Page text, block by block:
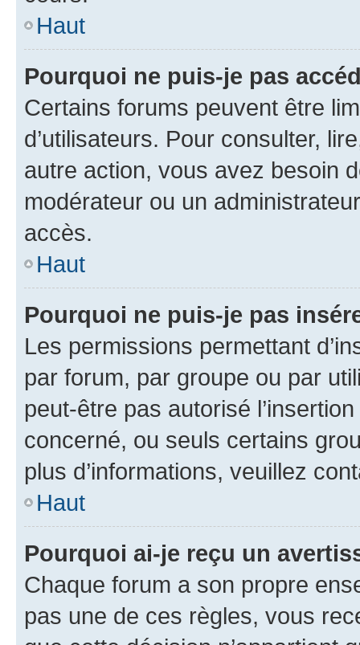
Haut
Pourquoi ne puis-je pas
Certains forums peuvent être
d’utilisateurs. Pour consulter,
autre action, vous avez besoin
modérateur ou un
accès.
Haut
Pourquoi ne puis-je pas
Les permissions permettant
par forum, par groupe ou par
peut-être pas autorisé
concerné, ou seuls certains
plus d’informations, veuillez
Haut
Pourquoi ai-je reçu un
Chaque forum a son propre
pas une de ces règles, vous